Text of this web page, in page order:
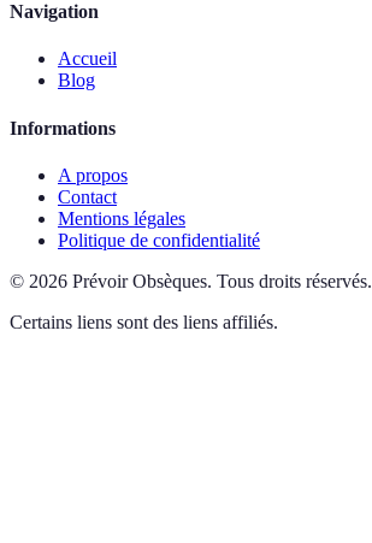
Navigation
Accueil
Blog
Informations
A propos
Contact
Mentions légales
Politique de confidentialité
© 2026 Prévoir Obsèques. Tous droits réservés.
Certains liens sont des liens affiliés.